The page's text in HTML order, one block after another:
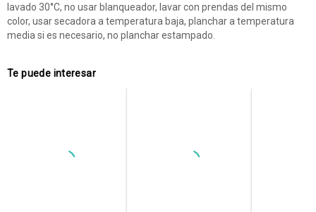
lavado 30°C, no usar blanqueador, lavar con prendas del mismo
color, usar secadora a temperatura baja, planchar a temperatura
media si es necesario, no planchar estampado.
Te puede interesar